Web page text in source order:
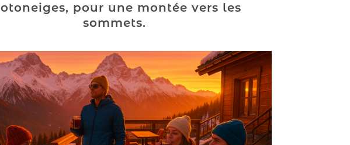
pour une montée vers les
sommets.